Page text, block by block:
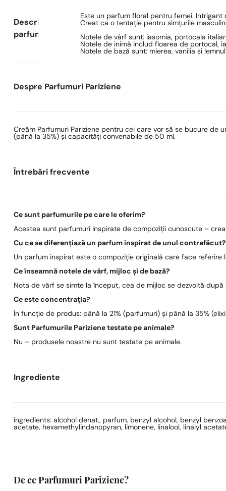
Descrierea
parfumului
Este un parfum floral pentru femei.
Creat ca o tentație pentru simțurile
Notele de vârf sunt: iasomia, portocala
Notele de inimă includ floarea de portocal,
Notele de bază sunt: mierea, vanilia și
Despre Parfumuri Pariziene
Creăm Parfumuri Pariziene pentru cei care vor să se bucure
(până la 35%) și capacități convenabile de 50 ml.
Întrebări frecvente
Ce sunt parfumurile pe care le oferim?
Acestea sunt parfumuri inspirate de compoziții cunoscute –
Cu ce se diferențiază un parfum inspirat de unul contrafăcut?
Un parfum inspirat este o compoziție originală care face
Ce înseamnă notele de vârf, mijloc și de bază?
Nota de vârf se simte la început, cea de mijloc se dezvoltă
Ce este concentrația?
În funcție de produs: până la 21% (parfumuri) și până la 35%
Sunt Parfumurile Pariziene testate pe animale?
Nu – produsele noastre nu sunt testate pe animale.
Ingrediente
ingredients: alcohol denat., parfum, benzyl alcohol, benzyl
acetate, hexamethylindanopyran, limonene, linalool, linalyl
De ce Parfumuri Pariziene?